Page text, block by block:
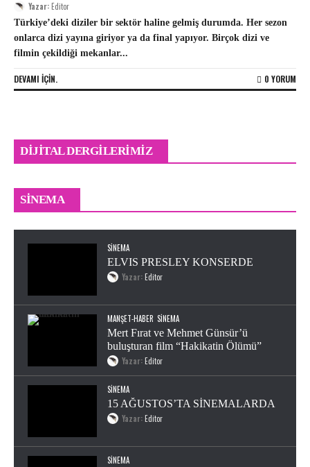
Yazar:Editor
Türkiye’deki diziler bir sektör haline gelmiş durumda. Her sezon
onlarca dizi yayına giriyor ya da final yapıyor. Birçok dizi ve
filmin çekildiği mekanlar...
DEVAMI IÇIN. 0 YORUM
DIJITAL DERGILERIMIZ
SINEMA
Odyssey Sinemalarda
Editor 0
SINEMA
ELVIS PRESLEY KONSERDE
Yazar:Editor
MANŞET-HABER SINEMA
Mert Fırat ve Mehmet Günsür’ü
buluşturan film “Hakikatin Ölümü”
Yazar:Editor
SINEMA
15 AĞUSTOS’TA SİNEMALARDA
Yazar:Editor
SINEMA